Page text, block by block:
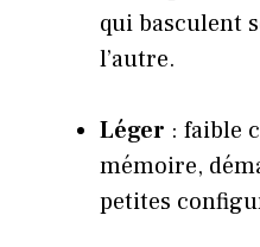
qui basculent
l’autre.
Léger : faible
mémoire,
petites